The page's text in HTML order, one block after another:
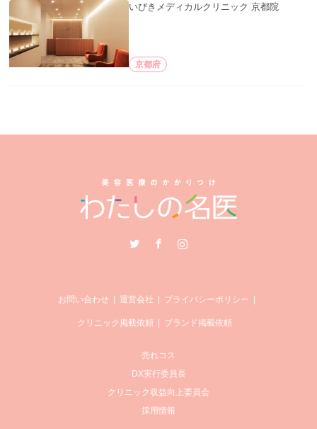
いびきメディカルクリニック 京都院
京都府
Instagram
お問い合わせ 運営会社 プライバシーポリシー
クリニック掲載依頼 ブランド掲載依頼
売れコス
DX実行委員長
クリニック収益向上委員会
採用情報